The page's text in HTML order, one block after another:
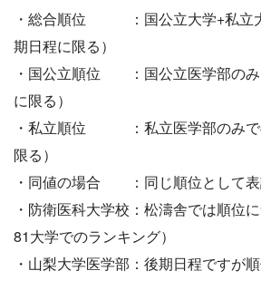
・総合順位 ：国公立大学+私立
期日程に限る）
・国公立順位 ：国公立医学部のみ
に限る）
・私立順位 ：私立医学部のみで
限る）
・同値の場合 ：同じ順位として
・防衛医科大学校：松濤舎では順位
81大学でのランキング）
・山梨大学医学部：後期日程ですが